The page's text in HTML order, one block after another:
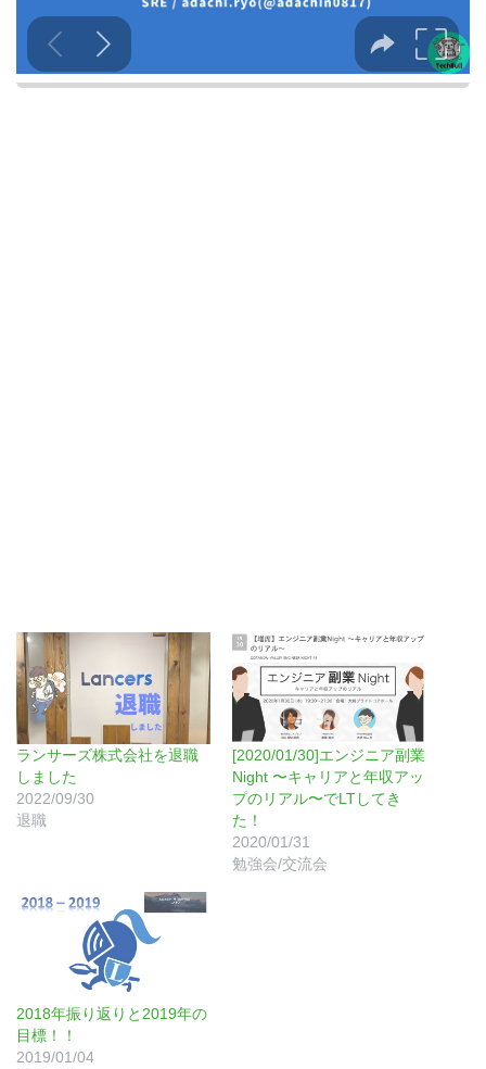
ランサーズ株式会社を退職
しました
2022/09/30
退職
[2020/01/30]エンジニア副業
Night 〜キャリアと年収アッ
プのリアル〜でLTしてき
た！
2020/01/31
勉強会/交流会
2018年振り返りと2019年の
目標！！
2019/01/04